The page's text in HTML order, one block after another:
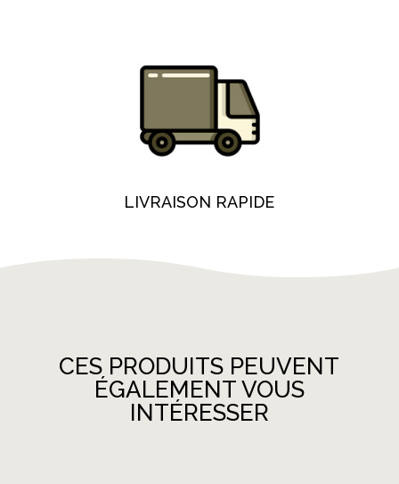
LIVRAISON RAPIDE
CES PRODUITS PEUVENT
ÉGALEMENT VOUS
INTÉRESSER